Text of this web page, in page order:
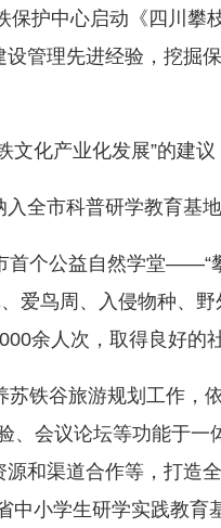
保护中心启动《四川
管理先进经验，挖掘
化产业化发展”的建议
全市科普研学教育基
公益自然学堂——“攀
、爱鸟周、入侵物种、
余人次，取得良好的
谷旅游规划工作，依
、会议论坛等功能于
和渠道合作等，打造
中小学生研学实践教育